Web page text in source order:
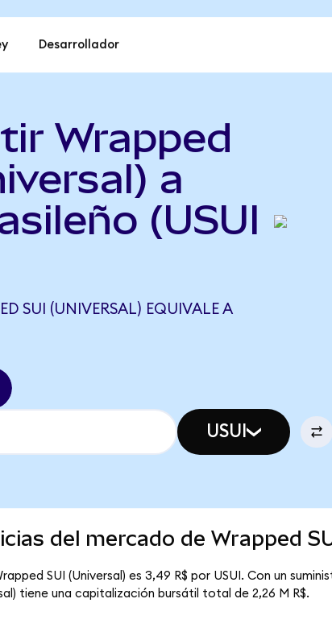
Desarrollador
Wrapped
a
(USUI
SUI (UNIVERSAL) EQUIVALE A
USUI
del mercado de Wrapped
SUI (Universal) es 3,49 R$ por USUI. Con un
tiene una capitalización bursátil total de 2,26 M R$.